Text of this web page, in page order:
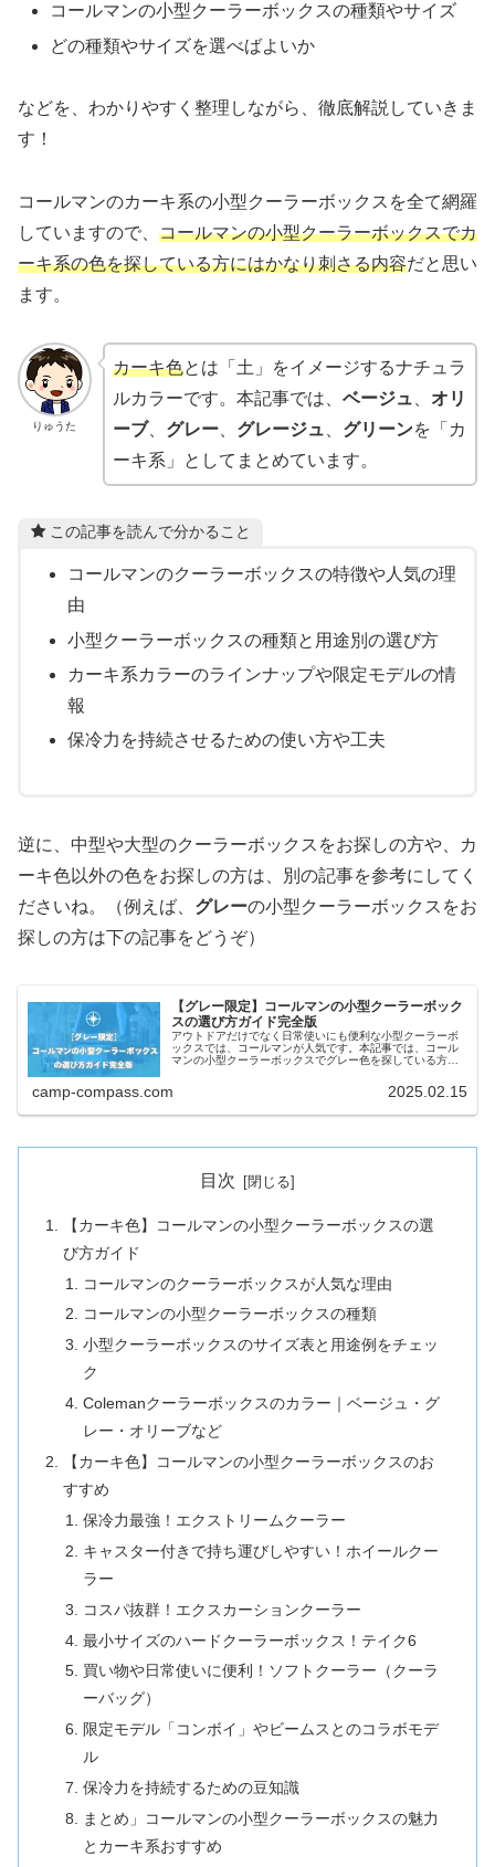
コールマンの小型クーラーボックスの種類やサイズ
どの種類やサイズを選べばよいか
などを、わかりやすく整理しながら、徹底解説していきま
す！
コールマンのカーキ系の小型クーラーボックスを全て網羅
していますので、 コールマンの小型クーラーボックスでカ
ーキ系の色を探している方にはかなり刺さる内容だと思い
ます。
りゅうた
カーキ色とは「土」をイメージするナチュラ
ルカラーです。本記事では、 ベージュ
オリ
ーブ、 グレー、 グレージュ グリーンを「カ
ーキ系」としてまとめています。
この記事を読んで分かること
コールマンのクーラーボックスの特徴や人気の理
由
小型クーラーボックスの種類と用途別の選び方
カーキ系カラーのラインナップや限定モデルの情
報
保冷力を持続させるための使い方や工夫
逆に、中型や大型のクーラーボックスをお探しの方や、カ
ーキ色以外の色をお探しの方は、別の記事を参考にしてく
ださいね。（例えば、 グレーの小型クーラーボックスをお
探しの方は下の記事をどうぞ）
【グレー限定】コールマンの小型クーラーボック
スの選び方ガイド完全版
アウトドアだけでなく日常使いにも便利な小型クーラーボ
ックスでは、コールマンが人気です。本記事では、コール
マンの小型クーラーボックスでグレー色を探している方に
イズ」「どの種類やサイズを選べばよいか」などを、わか
りやすく整理しながら、徹底解説していきます！
camp-compass.com 2025.02.15
目次
【カーキ色】コールマンの小型クーラーボックスの選
び方ガイド
コールマンのクーラーボックスが人気な理由
コールマンの小型クーラーボックスの種類
小型クーラーボックスのサイズ表と用途例をチェッ
ク
Colemanクーラーボックスのカラー｜ベージュ・グ
レー・オリーブなど
【カーキ色】コールマンの小型クーラーボックスのお
すすめ
保冷力最強！エクストリームクーラー
キャスター付きで持ち運びしやすい！ホイールクー
ラー
コスパ抜群！エクスカーションクーラー
最小サイズのハードクーラーボックス！テイク6
買い物や日常使いに便利！ソフトクーラー（クーラ
ーバッグ）
限定モデル「コンボイ」やビームスとのコラボモデ
ル
保冷力を持続するための豆知識
まとめ」コールマンの小型クーラーボックスの魅力
とカーキ系おすすめ